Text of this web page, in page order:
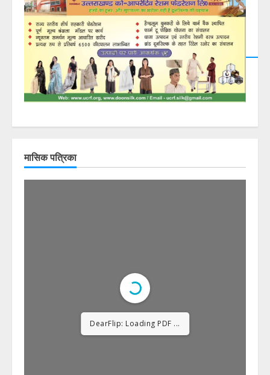
मासिक पत्रिका
DearFlip: Loading PDF
12% ...